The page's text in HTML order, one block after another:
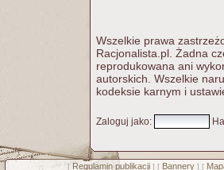
Wszelkie prawa
Racjonalista.pl. Żadna
reprodukowana ani
autorskich. Wszelkie
kodeksie karnym i
Zaloguj jako:
[ Regulamin publikacji] [ Bannery] [